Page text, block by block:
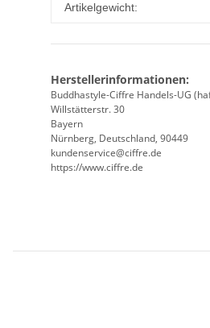
Artikelgewicht:
Herstellerinformationen:
Buddhastyle-Ciffre Handels-UG
Willstätterstr. 30
Bayern
Nürnberg, Deutschland, 90449
kundenservice@ciffre.de
https://www.ciffre.de